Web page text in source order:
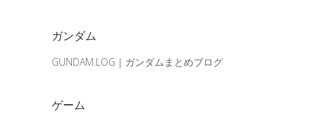
ガンダム
GUNDAM.LOG｜ガンダムまとめブログ
ゲーム